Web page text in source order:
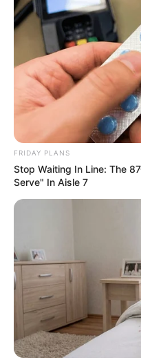
FRIDAY PLANS
Stop Waiting In Line: The
Serve" In Aisle 7